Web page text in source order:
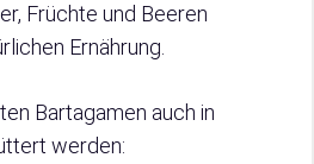
Früchte und Beeren
Ernährung.
Bartagamen auch in
werden: